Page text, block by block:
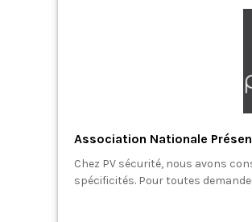
Association Nationale
Chez PV sécurité, nous avons
spécificités. Pour toutes